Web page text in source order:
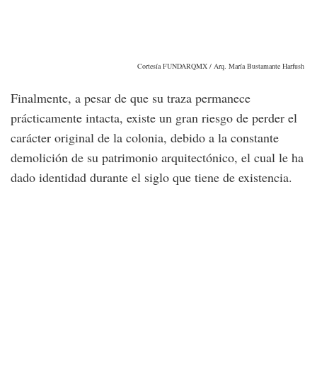
Cortesía FUNDARQMX / Arq. María Bustamante Harfush
Finalmente, a pesar de que su traza permanece
prácticamente intacta, existe un gran riesgo de perder el
carácter original de la colonia, debido a la constante
demolición de su patrimonio arquitectónico, el cual le ha
dado identidad durante el siglo que tiene de existencia.